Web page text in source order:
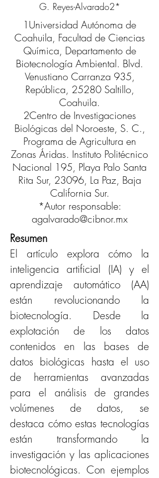
G. Reyes-Alvarado2*
1Universidad Autónoma de
Coahuila, Facultad de Ciencias
Química, Departamento de
Biotecnología Ambiental. Blvd.
Venustiano Carranza 935,
República, 25280 Saltillo,
Coahuila.
2Centro de Investigaciones
Biológicas del Noroeste, S. C.,
Programa de Agricultura en
Zonas Áridas. Instituto Politécnico
Nacional 195, Playa Palo Santa
Rita Sur, 23096, La Paz, Baja
California Sur.
*Autor responsable:
agalvarado@cibnor.mx
Resumen
El artículo explora cómo la
inteligencia artificial (IA) y el
aprendizaje automático (AA)
están revolucionando la
biotecnología. Desde la
explotación de los datos
contenidos en las bases de
datos biológicas hasta el uso
de herramientas avanzadas
para el análisis de grandes
volúmenes de datos, se
destaca cómo estas tecnologías
están transformando la
investigación y las aplicaciones
biotecnológicas. Con ejemplos